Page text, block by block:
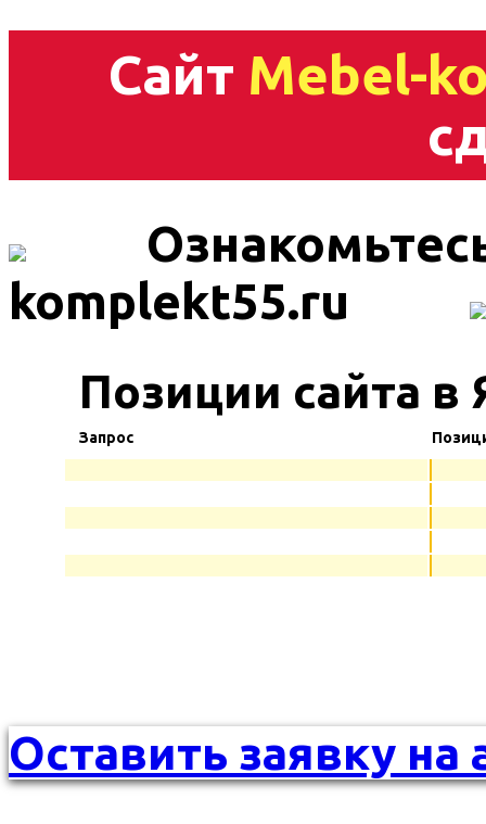
Сайт Mebel-
komplekt55.ru
Позиции сайта
Запрос
Оставить заявку на